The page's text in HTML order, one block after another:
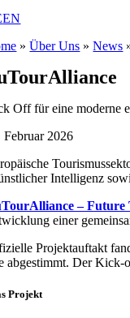
EN
»Über Uns »News
Off für eine moderne
Februar 2026
Intelligenz
– Future
einer
Projektauftakt
abgestimmt. Der Kick-
Projekt